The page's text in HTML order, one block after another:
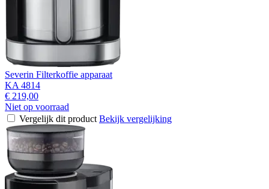
Severin Filterkoffie apparaat
KA 4814
€ 219,00
Niet op voorraad
Vergelijk dit product Bekijk vergelijking